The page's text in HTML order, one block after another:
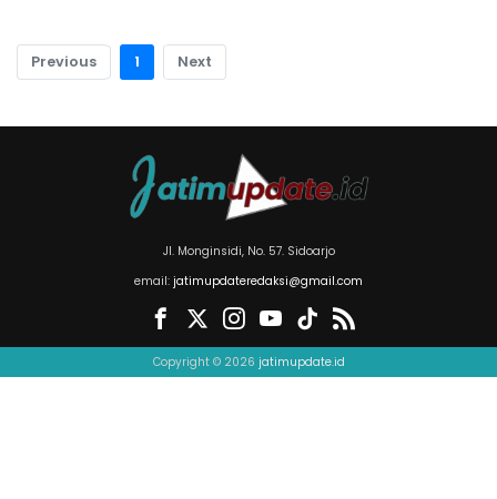
Previous 1 Next
Jl. Monginsidi, No. 57. Sidoarjo
email: jatimupdateredaksi@gmail.com
Copyright © 2026 jatimupdate.id